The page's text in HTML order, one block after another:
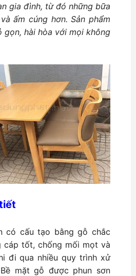
gia đình, từ đó những bữa
ấm cúng hơn. Sản phẩm
gọn, hài hòa với mọi không
có cấu tạo bằng gỗ chắc
cáp tốt, chống mối mọt và
đi qua nhiều quy trình xử
mặt gỗ được phun sơn